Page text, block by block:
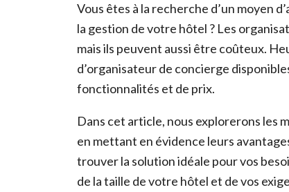
Vous êtes à la recherche d’un moyen
la gestion de votre hôtel ? Les
mais ils peuvent aussi être coûteux.
d’organisateur de concierge
fonctionnalités et de prix.
Dans cet article, nous explorerons les
en mettant en évidence leurs
trouver la solution idéale pour vos
de la taille de votre hôtel et de vos